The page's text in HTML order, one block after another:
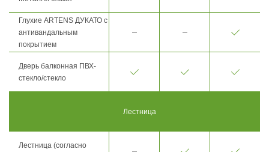
Глухие ARTENS ДУКАТО с
антивандальным
покрытием
Дверь балконная ПВХ-
стекло/стекло
Лестница
Лестница (согласно